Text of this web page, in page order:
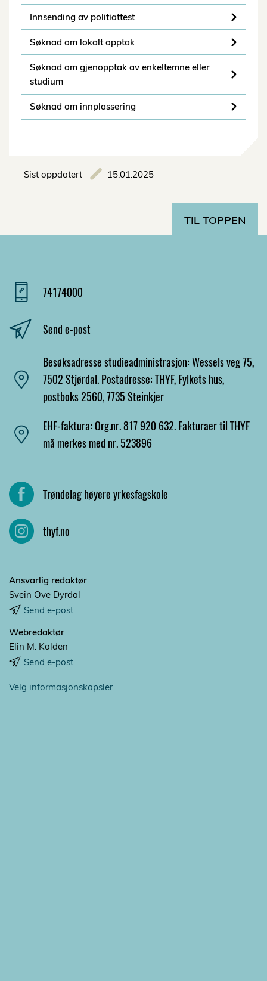
Innsending av politiattest
Søknad om lokalt opptak
Søknad om gjenopptak av enkeltemne eller
studium
Søknad om innplassering
Sist oppdatert 15.01.2025
TIL TOPPEN
74174000
Send e-post
Besøksadresse studieadministrasjon: Wessels veg 75,
7502 Stjørdal. Postadresse: THYF, Fylkets hus,
postboks 2560, 7735 Steinkjer
EHF-faktura: Org.nr. 817 920 632. Fakturaer til THYF
må merkes med nr. 523896
Trøndelag høyere yrkesfagskole
thyf.no
Ansvarlig redaktør
Svein Ove Dyrdal
Send e-post
Webredaktør
Elin M. Kolden
Send e-post
Velg informasjonskapsler